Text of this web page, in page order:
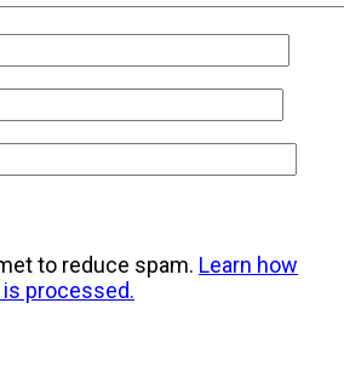
to reduce spam. Learn how
processed.